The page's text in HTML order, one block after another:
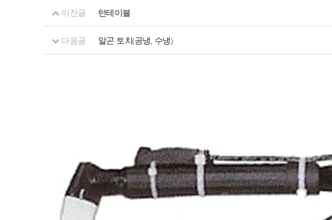
이전글 턴테이블
다음글 알곤 토치(공냉, 수냉)